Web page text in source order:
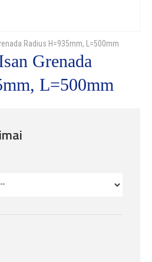
Radius H=935mm, L=500mm
Grenada
L=500mm